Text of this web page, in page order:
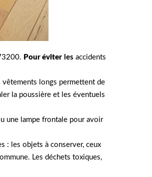
Pour éviter les accidents
vêtements longs permettent de
la poussière et les éventuels
une lampe frontale pour avoir
: les objets à conserver, ceux
Les déchets toxiques,